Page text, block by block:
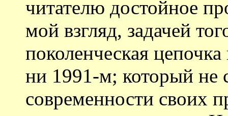
читателю достойное
мой взгляд, задачей
поколенческая
ни 1991-м; который не
современности своих